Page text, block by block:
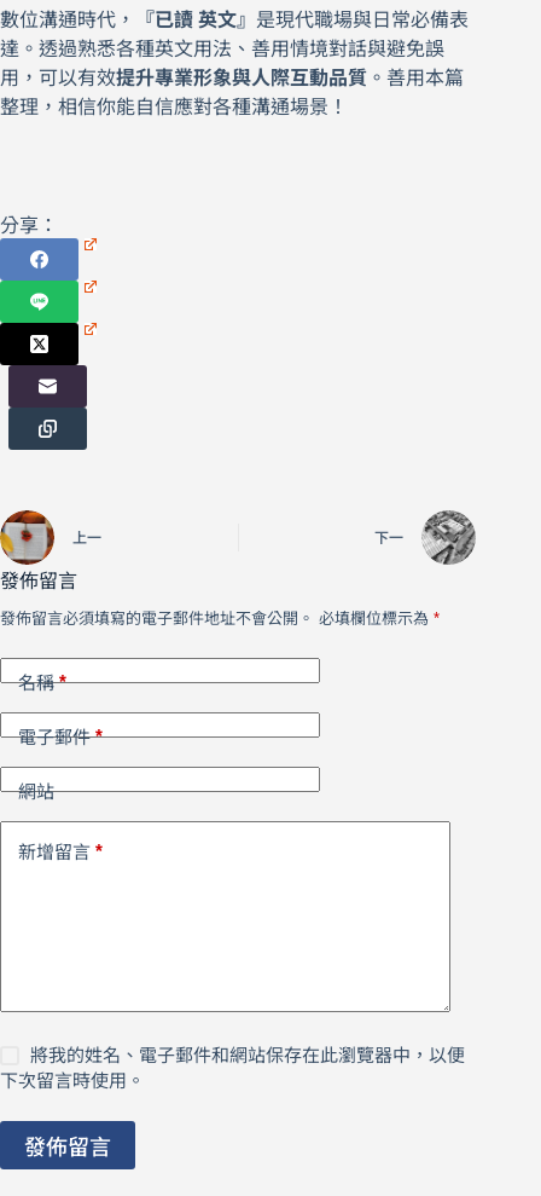
數位溝通時代， 『已讀 英文』 是現代職場與日常必備表
達。透過熟悉各種英文用法、善用情境對話與避免誤
用，可以有效提升專業形象與人際互動品質 。善用本篇
整理，相信你能自信應對各種溝通場景！
分享：
上一 下一
發佈留言
發佈留言必須填寫的電子郵件地址不會公開。 必填欄位標示為 *
名稱*
電子郵件*
網站
新增留言 *
將我的姓名、電子郵件和網站保存在此瀏覽器中，以便
下次留言時使用。
發佈留言